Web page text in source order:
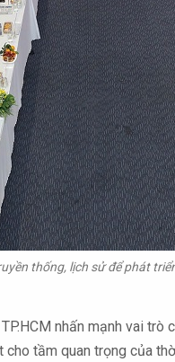
thống, lịch sử để phát
nhấn mạnh vai
tầm quan trọng của